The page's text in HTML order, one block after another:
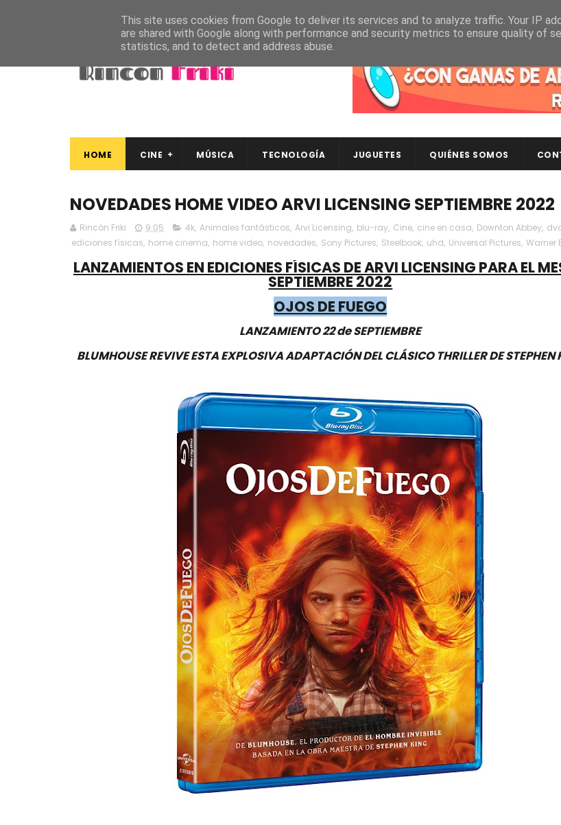
HOME CINE MÚSICA TECNOLOGÍA JUGUETES QUIÉNES SOMOS
NOVEDADES HOME VIDEO ARVI LICENSING SEPTIEMBRE 2022
Rincón Friki 9:05 4k, Animales fantásticos, Arvi Licensing, blu-ray, Cine, cine en casa, Downton Abbey,
ediciones físicas, home cinema, home video, novedades, Sony Pictures, Steelbook, uhd, Universal Pictures, Warner
LANZAMIENTOS EN EDICIONES FÍSICAS DE ARVI LICENSING PARA EL
SEPTIEMBRE 2022
OJOS DE FUEGO
LANZAMIENTO 22 de SEPTIEMBRE
BLUMHOUSE REVIVE ESTA EXPLOSIVA ADAPTACIÓN DEL CLÁSICO THRILLER DE STEPHEN
This site uses cookies from Google to deliver its services and to analyze traffic. Your IP
are shared with Google along with performance and security metrics to ensure quality of
statistics, and to detect and address abuse.